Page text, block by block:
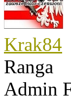
Krak84
Ranga
Admin